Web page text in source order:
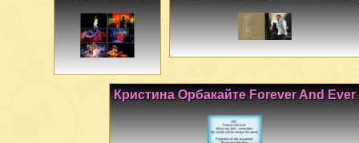
Кристина Орбакайте Forever And Ever